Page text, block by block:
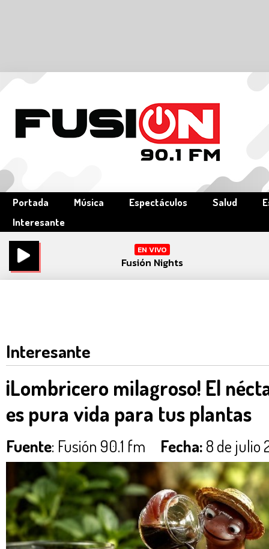
Portada Música Espectáculos Salud
Interesante
EN VIVO
Fusión Nights
Interesante
¡Lombricero milagroso! El
es pura vida para tus plantas
Fuente: Fusión 90.1 fm Fecha: 8 de julio